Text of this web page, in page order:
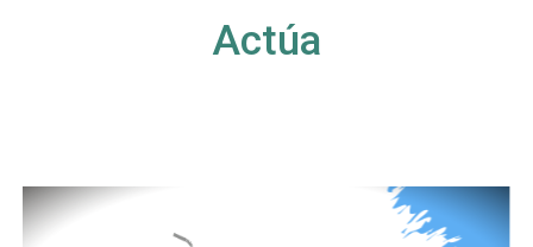
Actúa